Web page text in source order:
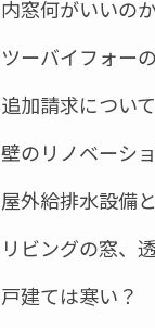
内窓何がいいの
ツーバイフォー
追加請求について
壁のリノベーシ
屋外給排水設備
リビングの窓、
戸建ては寒い？